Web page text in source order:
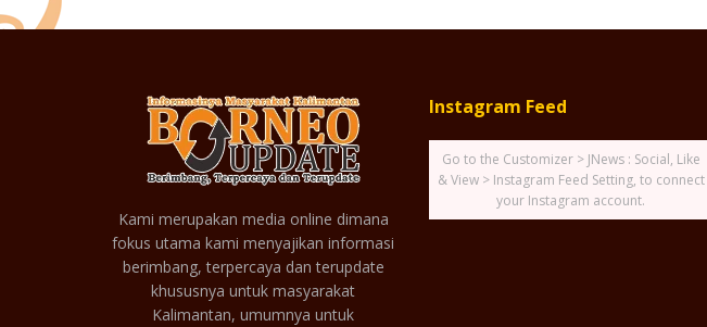
Kami merupakan media online dimana
fokus utama kami menyajikan informasi
berimbang, terpercaya dan terupdate
khususnya untuk masyarakat
Kalimantan, umumnya untuk
Instagram Feed
Go to the Customizer > JNews : Social, Like
& View > Instagram Feed Setting, to connect
your Instagram account.